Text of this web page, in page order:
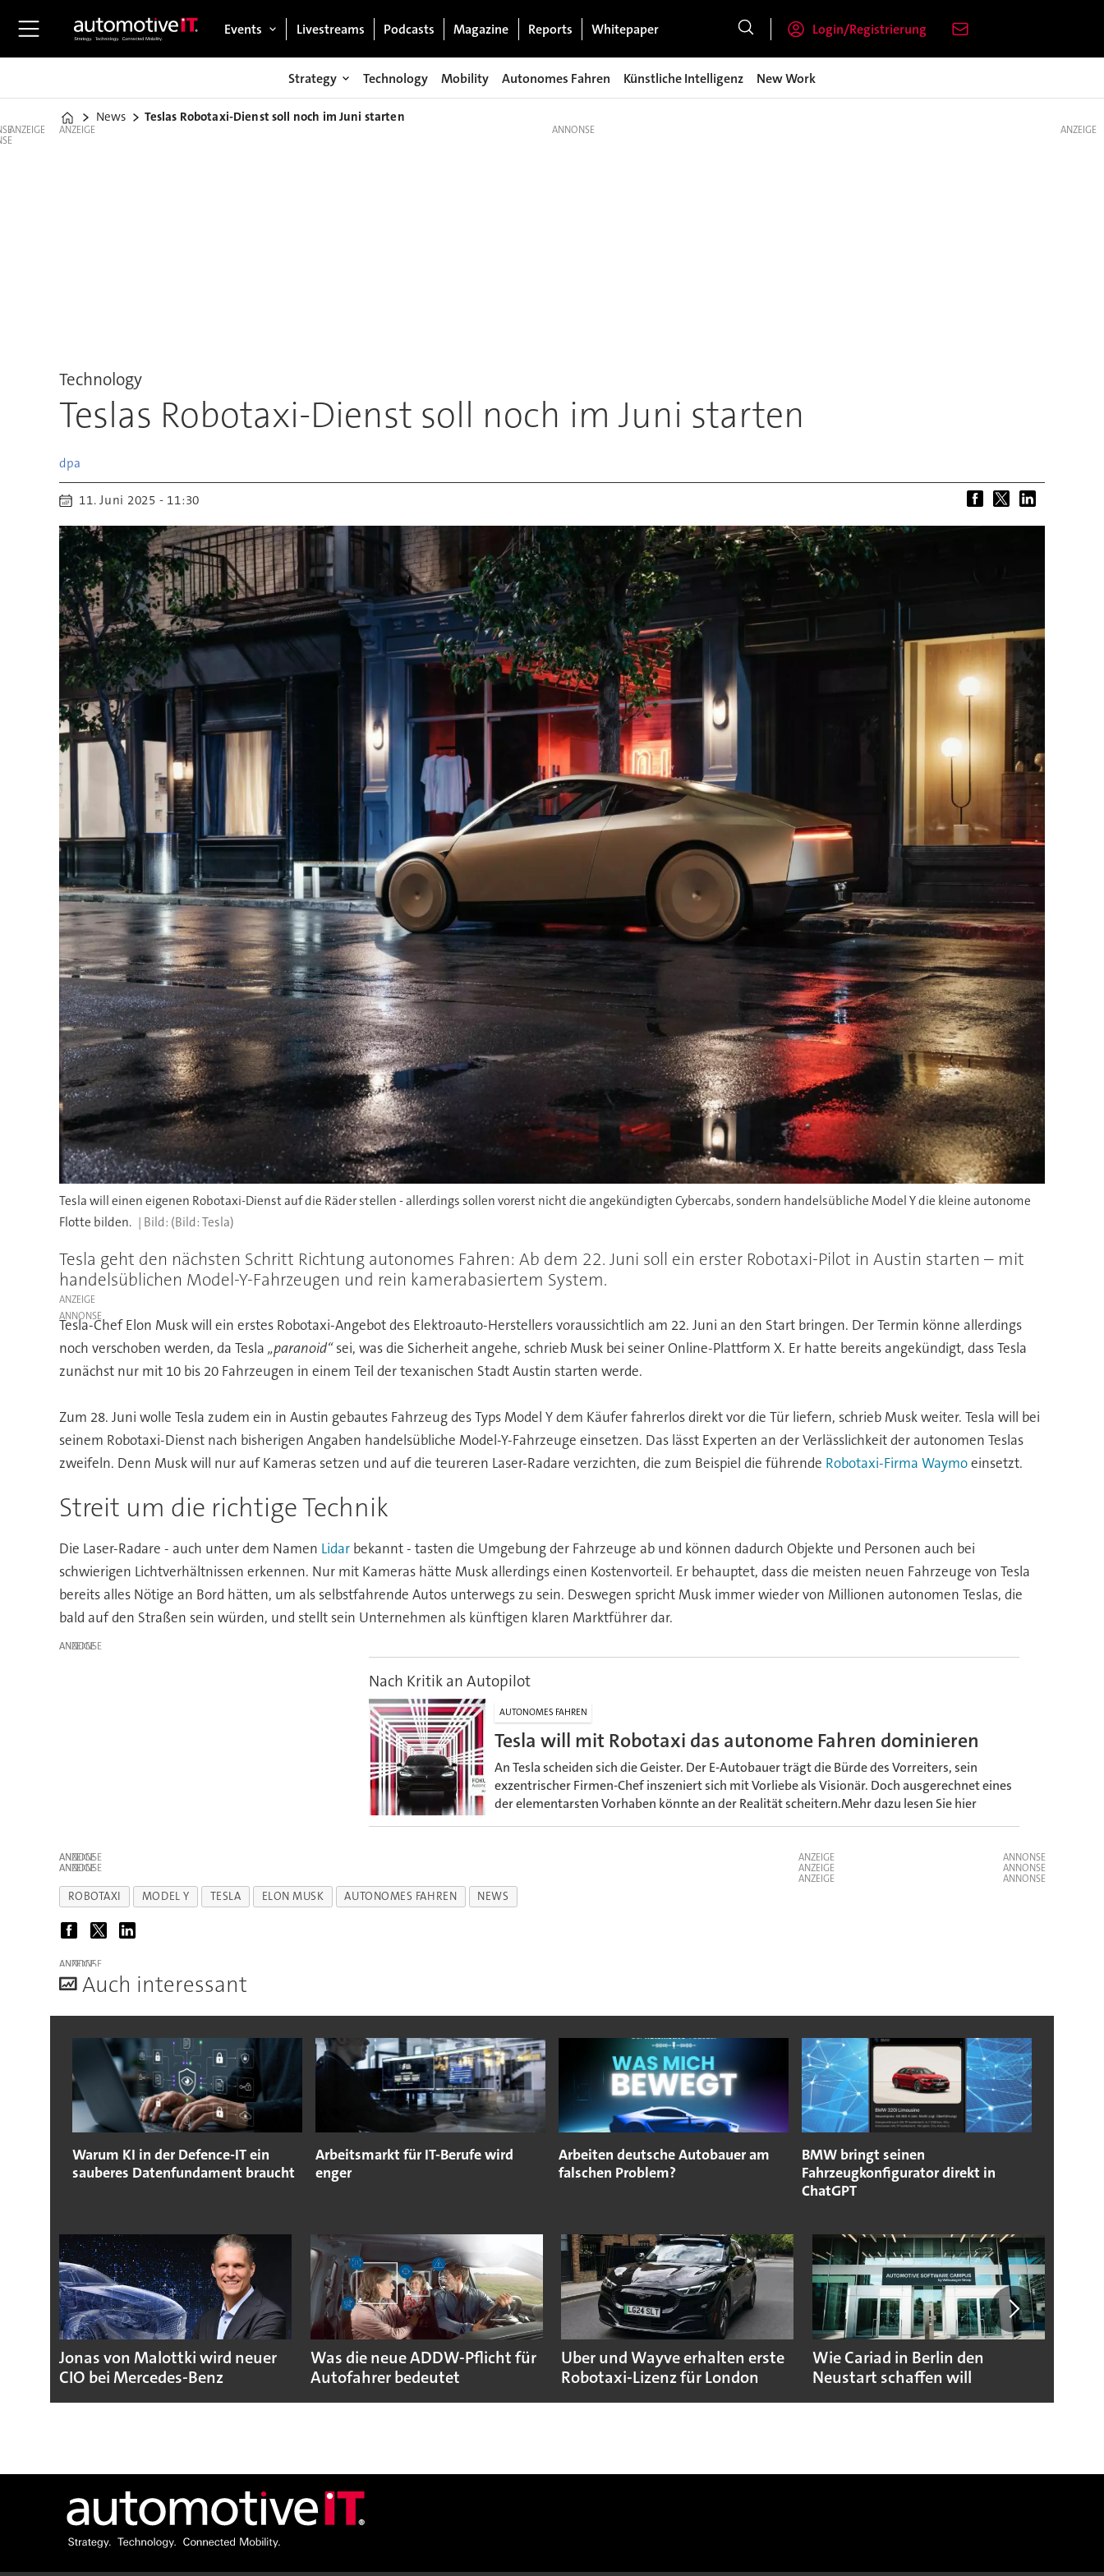
Events Livestreams Podcasts Magazine Reports Whitepaper Login/Registrierung
Strategy Technology Mobility Autonomes Fahren Künstliche Intelligenz New Work
Home
News Teslas Robotaxi-Dienst soll noch im Juni starten
ANZEIGE ANZEIGE
Technology
Teslas Robotaxi-Dienst soll noch im Juni starten
dpa
11. Juni 2025 - 11:30
Tesla will einen eigenen Robotaxi-Dienst auf die Räder stellen - allerdings sollen vorerst nicht die angekündigten Cybercabs, sondern handelsübliche Model Y die kleine autonome
Flotte bilden.
(Bild: Tesla)
Tesla geht den nächsten Schritt Richtung autonomes Fahren: Ab dem 22. Juni soll ein erster Robotaxi-Pilot in Austin starten – mit
handelsüblichen Model-Y-Fahrzeugen und rein kamerabasiertem System.
ANZEIGE
Tesla-Chef Elon Musk will ein erstes Robotaxi-Angebot des Elektroauto-Herstellers voraussichtlich am 22. Juni an den Start bringen. Der Termin könne allerdings
noch verschoben werden, da Tesla „paranoid“sei, was die Sicherheit angehe, schrieb Musk bei seiner Online-Plattform X. Er hatte bereits angekündigt, dass Tesla
zunächst nur mit 10 bis 20 Fahrzeugen in einem Teil der texanischen Stadt Austin starten werde.
Zum 28. Juni wolle Tesla zudem ein in Austin gebautes Fahrzeug des Typs Model Y dem Käufer fahrerlos direkt vor die Tür liefern, schrieb Musk weiter. Tesla will bei
seinem Robotaxi-Dienst nach bisherigen Angaben handelsübliche Model-Y-Fahrzeuge einsetzen. Das lässt Experten an der Verlässlichkeit der autonomen Teslas
zweifeln. Denn Musk will nur auf Kameras setzen und auf die teureren Laser-Radare verzichten, die zum Beispiel die führende Robotaxi-Firma Waymoeinsetzt.
Streit um die richtige Technik
Die Laser-Radare - auch unter dem Namen Lidar bekannt - tasten die Umgebung der Fahrzeuge ab und können dadurch Objekte und Personen auch bei
schwierigen Lichtverhältnissen erkennen. Nur mit Kameras hätte Musk allerdings einen Kostenvorteil. Er behauptet, dass die meisten neuen Fahrzeuge von Tesla
bereits alles Nötige an Bord hätten, um als selbstfahrende Autos unterwegs zu sein. Deswegen spricht Musk immer wieder von Millionen autonomen Teslas, die
bald auf den Straßen sein würden, und stellt sein Unternehmen als künftigen klaren Marktführer dar.
ANZEIGE
Nach Kritik an Autopilot
AUTONOMES FAHREN
Tesla will mit Robotaxi das autonome Fahren dominieren
An Tesla scheiden sich die Geister. Der E-Autobauer trägt die Bürde des Vorreiters, sein
exzentrischer Firmen-Chef inszeniert sich mit Vorliebe als Visionär. Doch ausgerechnet eines
der elementarsten Vorhaben könnte an der Realität scheitern.Mehr dazu lesen Sie hier
ANZEIGE
ANZEIGE
ANZEIGE
ANZEIGE
ANZEIGE
ROBOTAXI MODEL Y TESLA ELON MUSK AUTONOMES FAHREN NEWS
ANZEIGE
Auch interessant
Warum KI in der Defence-IT ein
sauberes Datenfundament braucht
Arbeitsmarkt für IT-Berufe wird
enger
Arbeiten deutsche Autobauer am
falschen Problem?
BMW bringt seinen
Fahrzeugkonfigurator direkt in
ChatGPT
Jonas von Malottki wird neuer
CIO bei Mercedes-Benz
Was die neue ADDW-Pflicht für
Autofahrer bedeutet
Uber und Wayve erhalten erste
Robotaxi-Lizenz für London
Wie Cariad in Berlin den
Neustart schaffen will
ANZEIGE